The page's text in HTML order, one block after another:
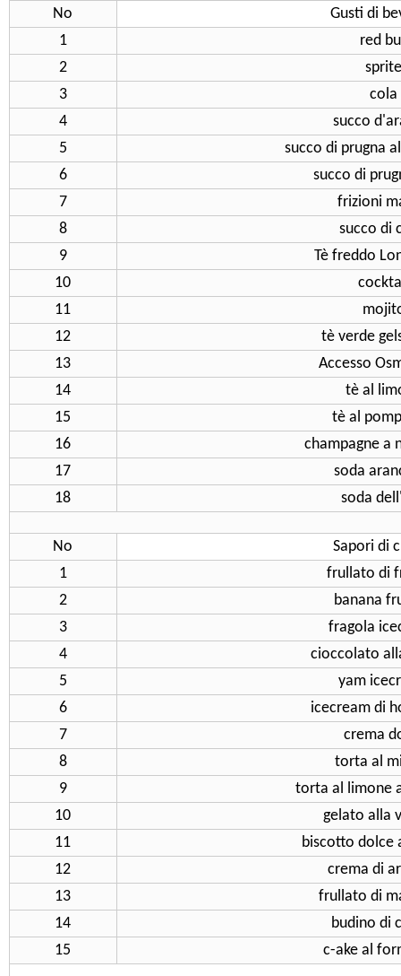
No
Gusti di
1
red
2
3
cola
4
succo
5
succo di prugna
6
succo di
7
frizioni
8
succo di
9
Tè freddo
10
11
12
tè verde
13
Accesso
14
tè al
15
tè al
16
champagne a
17
soda
18
soda
No
Sapori di
1
frullato di
2
banana
3
fragola
4
cioccolato
5
yam
6
icecream di
7
crema
8
torta al
9
torta al limone
10
gelato alla
11
biscotto dolce
12
crema di
13
frullato di
14
budino di
15
c-ake al